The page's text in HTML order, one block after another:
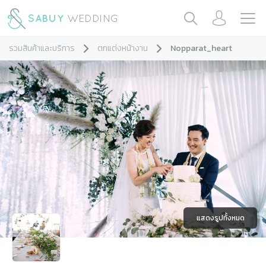
รวมสินค้าและบริการ ตกแต่งหน้างาน Nopparat_heart
แสดงรูปทั้งหมด